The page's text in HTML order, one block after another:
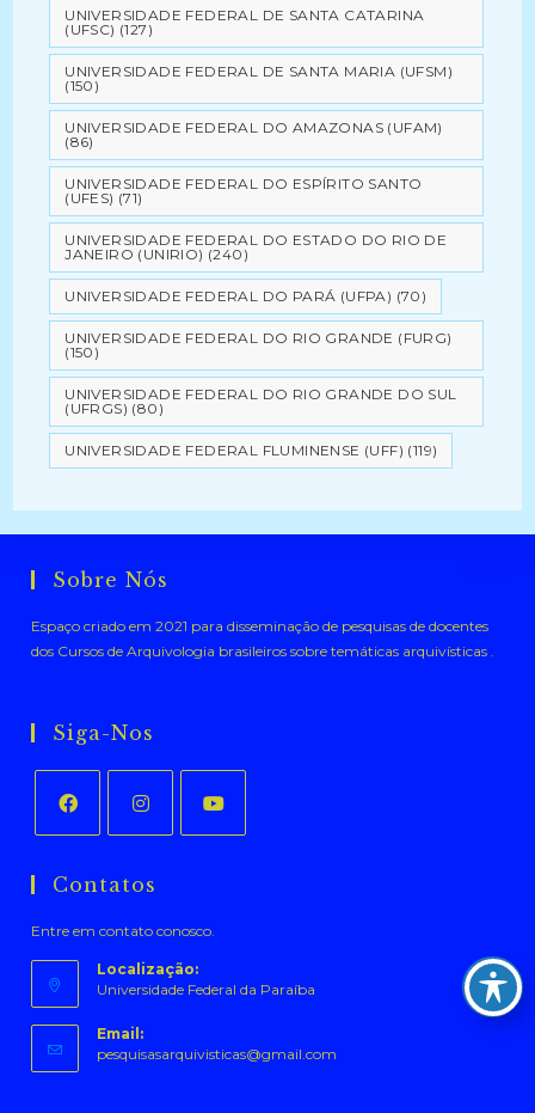
UNIVERSIDADE FEDERAL DE SANTA CATARINA
(UFSC) (127)
UNIVERSIDADE FEDERAL DE SANTA MARIA (UFSM)
(150)
UNIVERSIDADE FEDERAL DO AMAZONAS (UFAM)
(86)
UNIVERSIDADE FEDERAL DO ESPÍRITO SANTO
(UFES) (71)
UNIVERSIDADE FEDERAL DO ESTADO DO RIO DE
JANEIRO (UNIRIO) (240)
UNIVERSIDADE FEDERAL DO PARÁ (UFPA) (70)
UNIVERSIDADE FEDERAL DO RIO GRANDE (FURG)
(150)
UNIVERSIDADE FEDERAL DO RIO GRANDE DO SUL
(UFRGS) (80)
UNIVERSIDADE FEDERAL FLUMINENSE (UFF) (119)
Sobre Nós
Espaço criado em 2021 para disseminação de pesquisas de docentes
dos Cursos de Arquivologia brasileiros sobre temáticas arquivísticas .
Siga-Nos
em
nova
aba
em
nova
aba
nova
aba
Contatos
Entre em contato conosco.
Localização:
Universidade Federal da Paraíba
Email:
pesquisasarquivisticas@gmail.com